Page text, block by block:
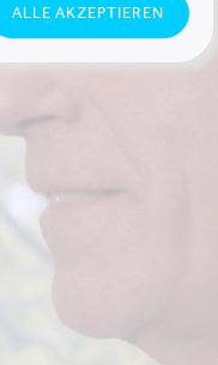
ALLE AKZEPTIEREN